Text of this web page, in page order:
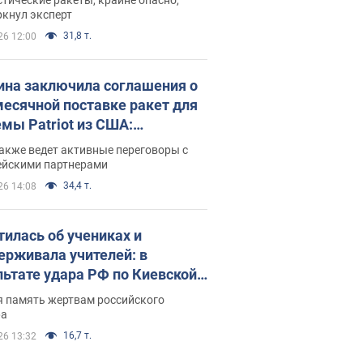
эксперт
12:00 31,8 т.
заключила соглашения о
поставке ракет для
Patriot из США:
раскрыл подробности
ведет активные переговоры с
партнерами
14:08 34,4 т.
об учениках и
учителей: в
удара РФ по Киевской
погибли директор
лицея, её муж и внук
память жертвам российского
13:32 16,7 т.